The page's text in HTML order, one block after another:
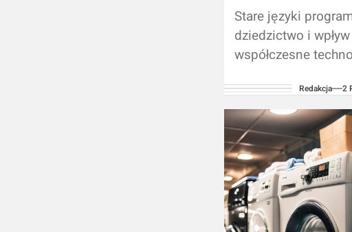
Stare języki
dziedzictwo i
współczesne
informatycznej
nieuchronne, a
programowania
z zawrotną
Redakcja 2